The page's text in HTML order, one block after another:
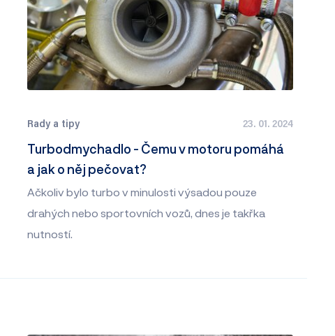
Rady a tipy 23. 01. 2024
Turbodmychadlo - Čemu v motoru pomáhá
a jak o něj pečovat?
Ačkoliv bylo turbo v minulosti výsadou pouze
drahých nebo sportovních vozů, dnes je takřka
nutností.